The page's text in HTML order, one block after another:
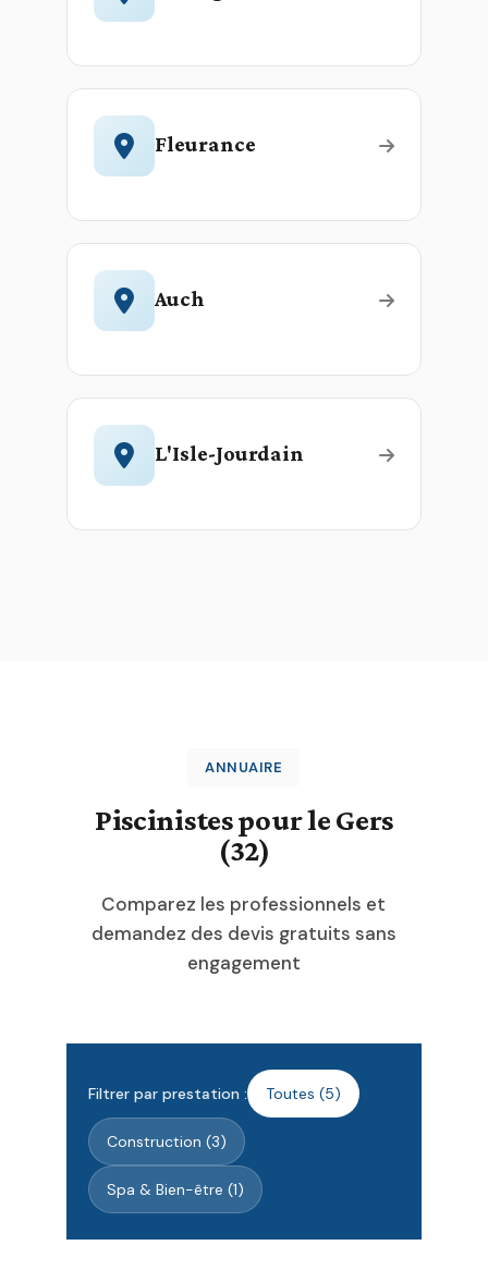
Fleurance
Auch
L'Isle-Jourdain
ANNUAIRE
Piscinistes pour le Gers
(32)
Comparez les professionnels et
demandez des devis gratuits sans
engagement
Filtrer par prestation : Toutes (5)
Construction (3)
Spa & Bien-être (1)